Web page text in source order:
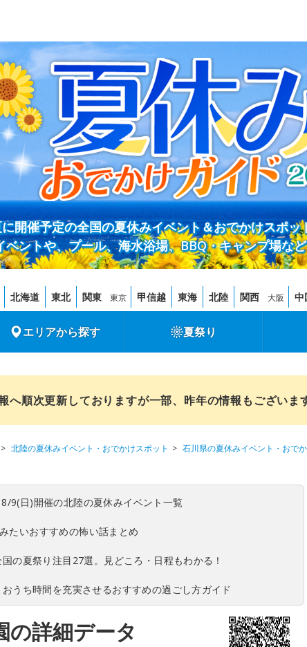
開催予定の全国の夏休みイベント＆おでかけスポッ
ベントや、プール、海水浴場、BBQ・キャンプ場な
北海道 東北 関東 東京 甲信越 東海 北陸 関西 大阪 中
エリアから探す 夏祭り
へ順次更新しておりますが一部、昨年の情報もございま
北陸の夏休みイベント・おでかけスポット 石川県の夏休みイベント・おで
9(日)開催の北陸の夏休みイベント一覧
たいおすすめの怖い話まとめ
国の夏祭り注目27選。見どころ・日程もわかる！
おうち時間を充実させるおすすめの過ごし方ガイド
の詳細データ